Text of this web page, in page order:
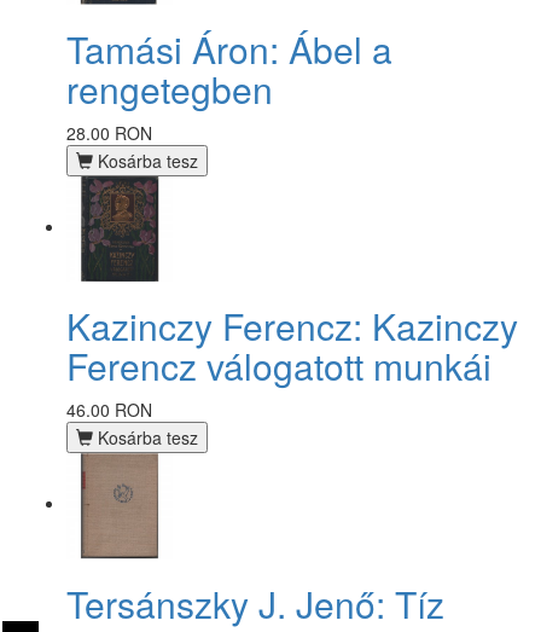
Tamási Áron: Ábel a
rengetegben
28.00 RON
Kosárba tesz
Kazinczy Ferencz: Kazinczy
Ferencz válogatott munkái
46.00 RON
Kosárba tesz
Tersánszky J. Jenő: Tíz